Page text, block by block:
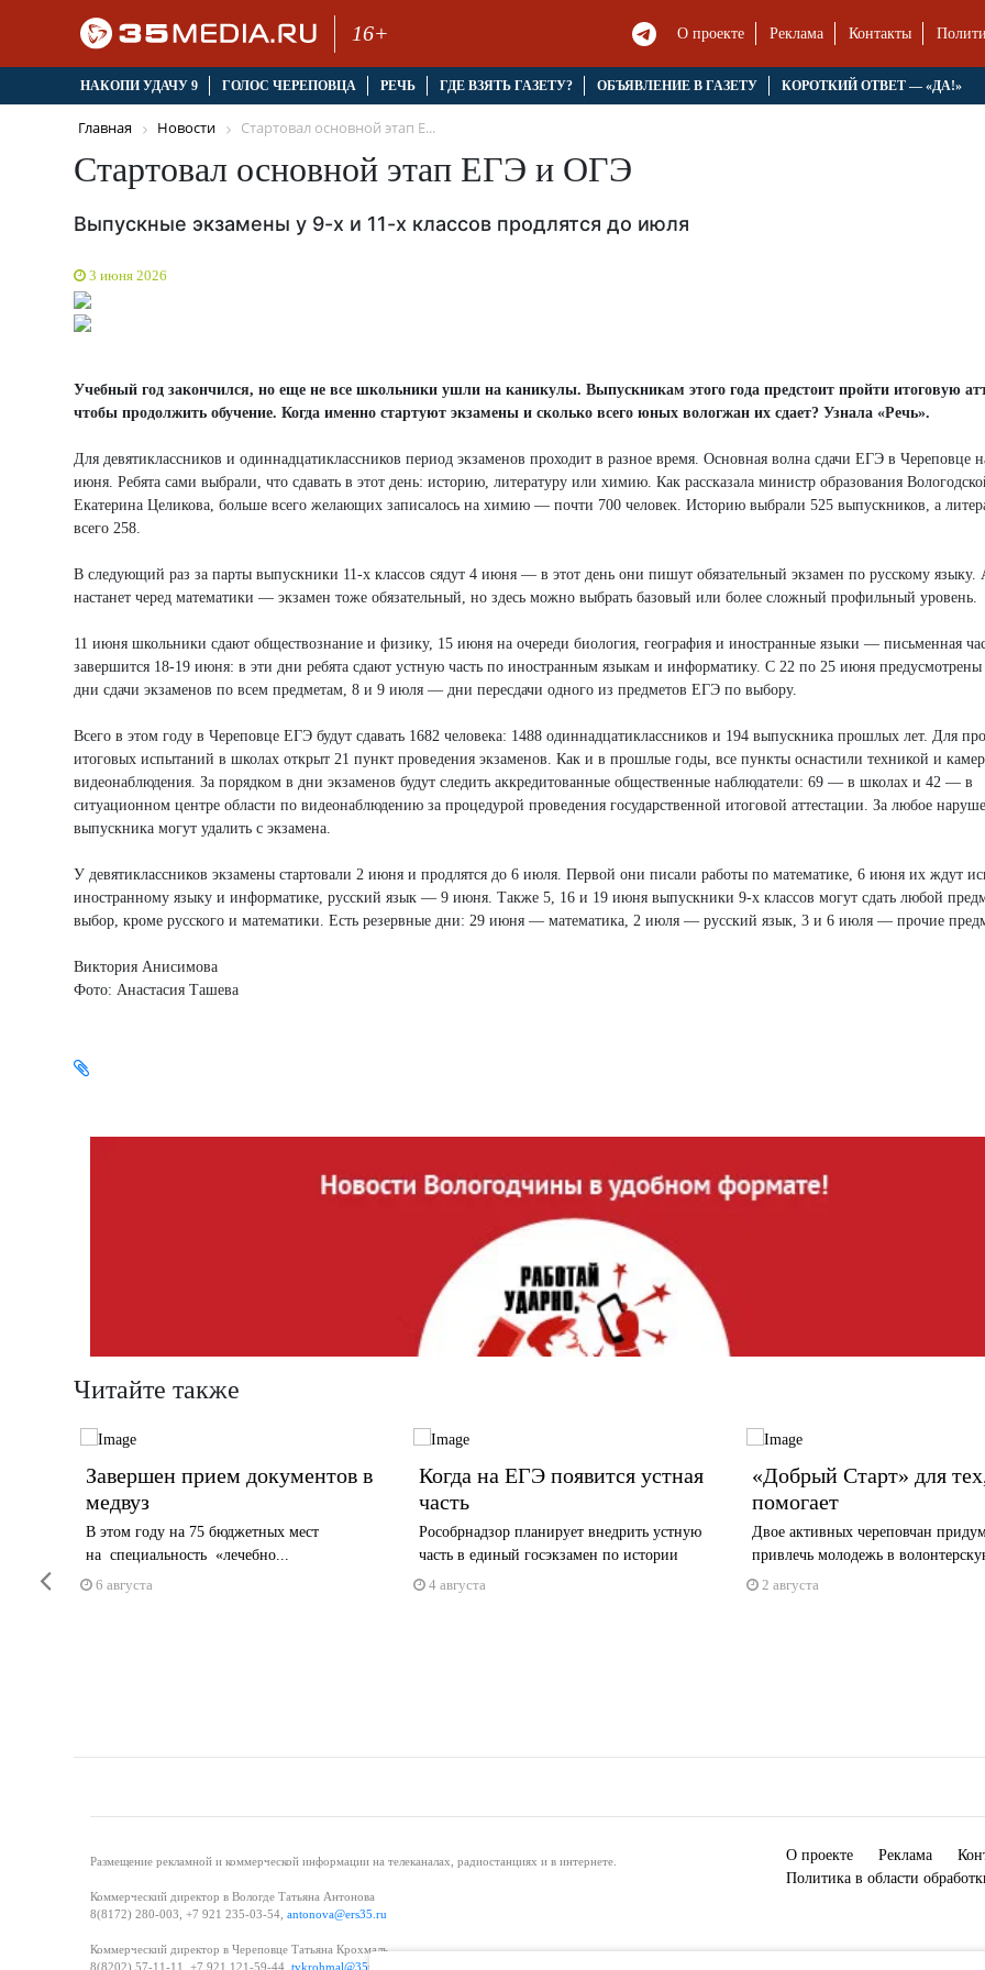
16+ О проекте Реклама Контакты
НАКОПИ УДАЧУ 9 ГОЛОС ЧЕРЕПОВЦА РЕЧЬ ГДЕ ВЗЯТЬ ГАЗЕТУ? ОБЪЯВЛЕНИЕ В ГАЗЕТУ КОРОТКИЙ ОТВЕТ — «ДА!»
Главная Новости Стартовал основной этап Е...
Стартовал основной этап ЕГЭ и ОГЭ
Выпускные экзамены у 9-х и 11-х классов продлятся до июля
3 июня 2026
Учебный год закончился, но еще не все школьники ушли на каникулы. Выпускникам этого года предстоит пройти итоговую
чтобы продолжить обучение. Когда именно стартуют экзамены и сколько всего юных вологжан их сдает? Узнала «Речь».
Для девятиклассников и одиннадцатиклассников период экзаменов проходит в разное время. Основная волна сдачи ЕГЭ в Череповце
июня. Ребята сами выбрали, что сдавать в этот день: историю, литературу или химию. Как рассказала министр образования
Екатерина Целикова, больше всего желающих записалось на химию — почти 700 человек. Историю выбрали 525 выпускников, а
всего 258.
В следующий раз за парты выпускники 11-х классов сядут 4 июня — в этот день они пишут обязательный экзамен по русскому
настанет черед математики — экзамен тоже обязательный, но здесь можно выбрать базовый или более сложный профильный уровень.
11 июня школьники сдают обществознание и физику, 15 июня на очереди биология, география и иностранные языки — письменная
завершится 18-19 июня: в эти дни ребята сдают устную часть по иностранным языкам и информатику. С 22 по 25 июня предусмотрены
дни сдачи экзаменов по всем предметам, 8 и 9 июля — дни пересдачи одного из предметов ЕГЭ по выбору.
Всего в этом году в Череповце ЕГЭ будут сдавать 1682 человека: 1488 одиннадцатиклассников и 194 выпускника прошлых лет. Для
итоговых испытаний в школах открыт 21 пункт проведения экзаменов. Как и в прошлые годы, все пункты оснастили техникой и
видеонаблюдения. За порядком в дни экзаменов будут следить аккредитованные общественные наблюдатели: 69 — в школах и 42 — в
ситуационном центре области по видеонаблюдению за процедурой проведения государственной итоговой аттестации. За любое
выпускника могут удалить с экзамена.
У девятиклассников экзамены стартовали 2 июня и продлятся до 6 июля. Первой они писали работы по математике, 6 июня их ждут
иностранному языку и информатике, русский язык — 9 июня. Также 5, 16 и 19 июня выпускники 9-х классов могут сдать любой
выбор, кроме русского и математики. Есть резервные дни: 29 июня — математика, 2 июля — русский язык, 3 и 6 июля — прочие
Виктория Анисимова
Фото: Анастасия Ташева
Читайте также
Завершен прием документов в
медвуз
В этом году на 75 бюджетных мест
на специальность «лечебно...
6 августа
Когда на ЕГЭ появится устная
часть
Рособрнадзор планирует внедрить устную
часть в единый госэкзамен по истории
4 августа
«Добрый Старт» для
помогает
Двое активных череповчан
привлечь молодежь в
2 августа
Размещение рекламной и коммерческой информации на телеканалах, радиостанциях и в интернете.
Коммерческий директор в Вологде Татьяна Антонова
8(8172) 280-003, +7 921 235-03-54, antonova@ers35.ru
Коммерческий директор в Череповце Татьяна Крохмаль
8(8202) 57-11-11, +7 921 121-59-44, tvkrohmal@35media.ru
О проекте Реклама
Политика в области